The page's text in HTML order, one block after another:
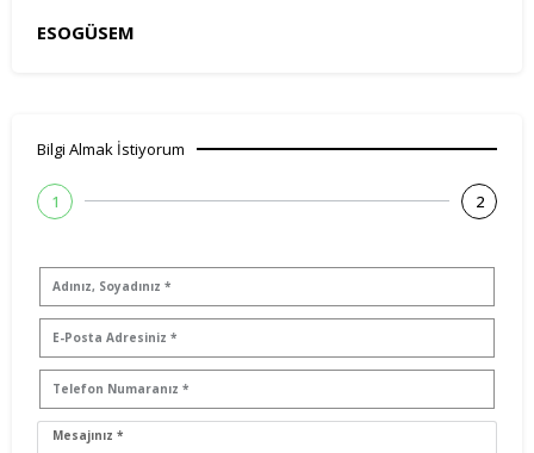
ESOGÜSEM
Bilgi Almak İstiyorum
1 2